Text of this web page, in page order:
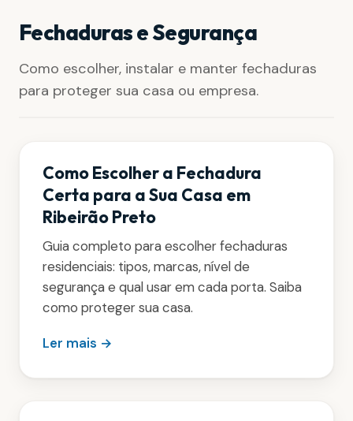
Fechaduras e Segurança
Como escolher, instalar e manter fechaduras
para proteger sua casa ou empresa.
Como Escolher a Fechadura
Certa para a Sua Casa em
Ribeirão Preto
Guia completo para escolher fechaduras
residenciais: tipos, marcas, nível de
segurança e qual usar em cada porta. Saiba
como proteger sua casa.
Ler mais →